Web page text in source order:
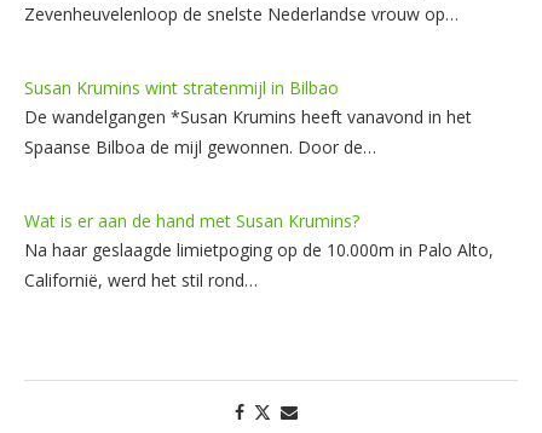
Zevenheuvelenloop de snelste Nederlandse vrouw op…
Susan Krumins wint stratenmijl in Bilbao
De wandelgangen *Susan Krumins heeft vanavond in het
Spaanse Bilboa de mijl gewonnen. Door de…
Wat is er aan de hand met Susan Krumins?
Na haar geslaagde limietpoging op de 10.000m in Palo Alto,
Californië, werd het stil rond…